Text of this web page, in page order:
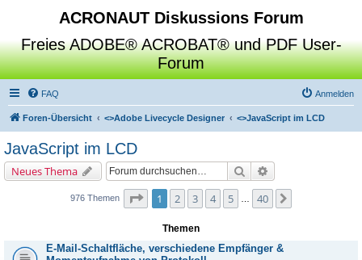
ACRONAUT Diskussions Forum
Freies ADOBE® ACROBAT® und PDF User-
Forum
FAQ Anmelden
Foren-Übersicht <>Adobe Livecycle Designer <>JavaScript im LCD
JavaScript im LCD
Neues Thema Suche
976 Themen Seite von
1 2 3 4 5 40
Themen
E-Mail-Schaltfläche, verschiedene Empfänger &